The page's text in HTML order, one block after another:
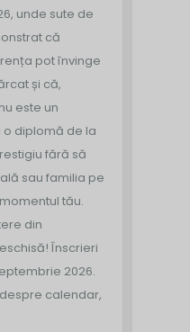
unde sute de
că
pot învinge
și că,
este un
o diplomă de la
fără să
sau familia pe
tău.
din
Înscrieri
2026.
calendar,